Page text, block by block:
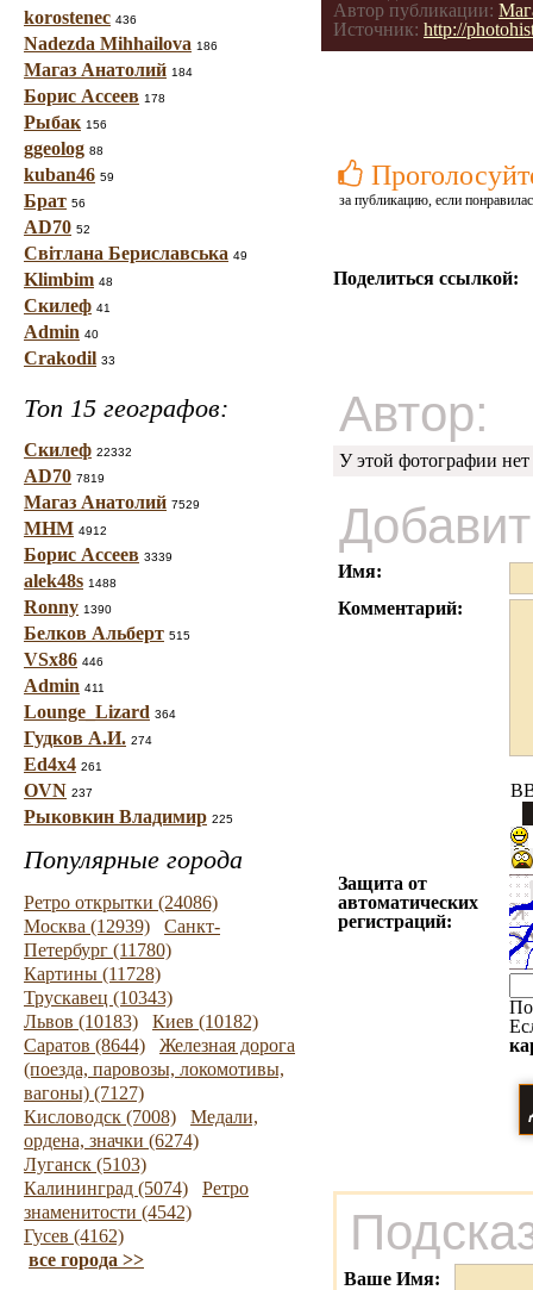
korostenec 436
Nadezda Mihhailova 186
Магаз Анатолий 184
Борис Ассеев 178
Рыбак 156
ggeolog 88
kuban46 59
Брат 56
AD70 52
Світлана Бериславська 49
Klimbim 48
Скилеф 41
Admin 40
Crakodil 33
Топ 15 географов:
Скилеф 22332
AD70 7819
Магаз Анатолий 7529
МНМ 4912
Борис Ассеев 3339
alek48s 1488
Ronny 1390
Белков Альберт 515
VSx86 446
Admin 411
Lounge_Lizard 364
Гудков А.И. 274
Ed4x4 261
OVN 237
Рыковкин Владимир 225
Популярные города
Ретро открытки (24086)
Москва (12939)
Санкт-
Петербург (11780)
Картины (11728)
Трускавец (10343)
Львов (10183)
Киев (10182)
Саратов (8644)
Железная дорога
(поезда, паровозы, локомотивы,
вагоны) (7127)
Кисловодск (7008)
Медали,
ордена, значки (6274)
Луганск (5103)
Калининград (5074)
Ретро
знаменитости (4542)
Гусев (4162)
все города >>
Автор публикации:
Источник: http://
за публикацию, если
Поделиться ссылкой:
Автор:
У этой фотографии
Имя:
Комментарий:
Защита от
автоматических
регистраций:
Ваше Имя: